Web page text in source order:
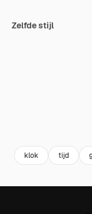
Zelfde stijl
klok tijd